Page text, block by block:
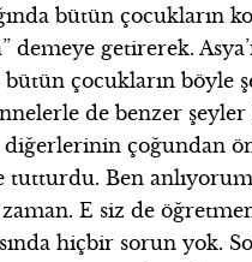
bütün çocukların
demeye getirerek.
çocukların böyle
de benzer
çoğundan
tutturdu. Ben
E siz de
hiçbir sorun yok.